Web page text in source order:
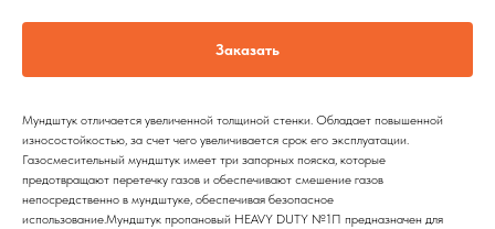
Заказать
Мундштук отличается увеличенной толщиной стенки. Обладает повышенной
износостойкостью, за счет чего увеличивается срок его эксплуатации.
Газосмесительный мундштук имеет три запорных пояска, которые
предотвращают перетечку газов и обеспечивают смешение газов
непосредственно в мундштуке, обеспечивая безопасное
использование.Мундштук пропановый HEAVY DUTY №1П предназначен для